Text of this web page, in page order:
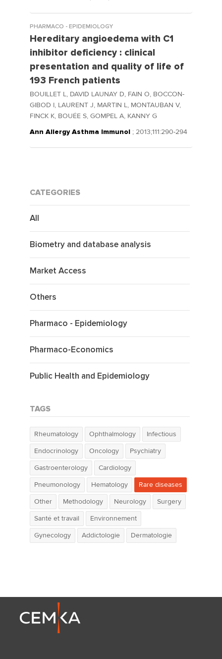
PHARMACO - EPIDEMIOLOGY
Hereditary angioedema with C1
inhibitor deficiency : clinical
presentation and quality of life of
193 French patients
BOUILLET L, DAVID LAUNAY D, FAIN O, BOCCON-
GIBOD I, LAURENT J, MARTIN L, MONTAUBAN V,
FINCK K, BOUÉE S, GOMPEL A, KANNY G
Ann Allergy Asthma Immunol ; 2013;111:290-294
CATEGORIES
All
Biometry and database analysis
Market Access
Others
Pharmaco - Epidemiology
Pharmaco-Economics
Public Health and Epidemiology
TAGS
Rheumatology Ophthalmology
Infectious
Endocrinology
Oncology
Psychiatry
Gastroenterology
Cardiology
Pneumonology
Hematology
Rare diseases
Other
Methodology Neurology
Surgery
Santé et travail
Environnement
Gynecology
Addictologie Dermatologie